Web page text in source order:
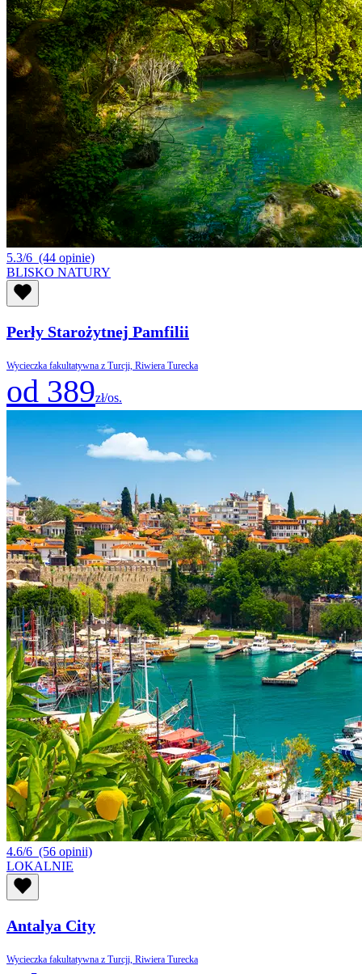
5.3/6 (44 opinie)
BLISKO NATURY
Perły Starożytnej Pamfilii
Wycieczka fakultatywna z Turcji, Riwiera Turecka
od 389zł/os.
4.6/6 (56 opinii)
LOKALNIE
Antalya City
Wycieczka fakultatywna z Turcji, Riwiera Turecka